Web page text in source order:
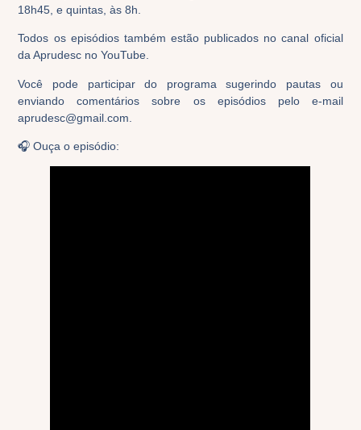
18h45, e quintas, às 8h.
Todos os episódios também estão publicados no canal oficial
da Aprudesc no YouTube.
Você pode participar do programa sugerindo pautas ou
enviando comentários sobre os episódios pelo e-mail
aprudesc@gmail.com.
🎧 Ouça o episódio: